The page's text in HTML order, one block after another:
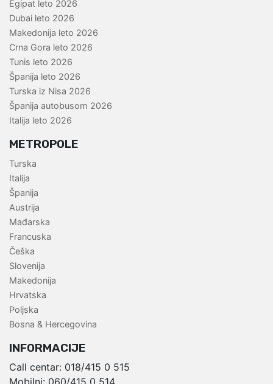
Egipat leto 2026
Dubai leto 2026
Makedonija leto 2026
Crna Gora leto 2026
Tunis leto 2026
Španija leto 2026
Turska iz Nisa 2026
Španija autobusom 2026
Italija leto 2026
METROPOLE
Turska
Italija
Španija
Austrija
Mađarska
Francuska
Češka
Slovenija
Makedonija
Hrvatska
Poljska
Bosna & Hercegovina
INFORMACIJE
Call centar: 018/415 0 515